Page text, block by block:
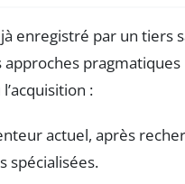
enregistré par un tiers
approches
:
actuel, après
spécialisées.